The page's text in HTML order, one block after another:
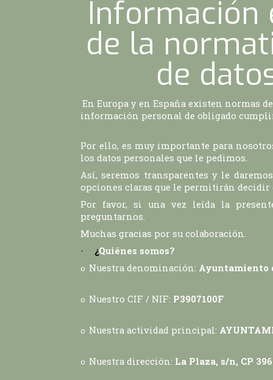
de la
de
En Europa y en España existen normas
información personal de obligado
Por ello, es muy importante para
los datos personales que le pedimos.
Así, seremos transparentes y le
opciones claras que le permitirán
Por favor, si una vez leída la
preguntarnos.
Muchas gracias por su colaboración.
· ¿Quiénes somos?
o Nuestra denominación: Ayuntamiento
o Nuestro CIF / NIF: P3907100F
o Nuestra actividad principal:
o Nuestra dirección: La Plaza, s/n, CP